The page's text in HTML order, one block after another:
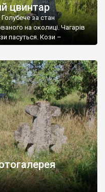
цвинтар
за стан
на околиці. Чагарів
пасуться. Кози –
старих кладовищ,
бо то улюблений
ціла колекція
відносно невелике, […]